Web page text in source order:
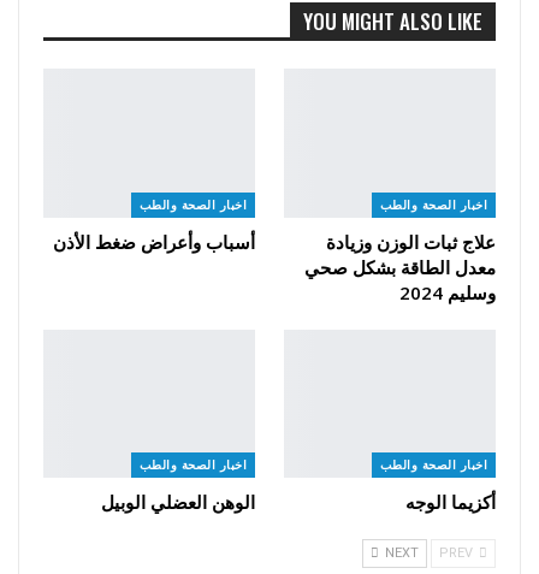
YOU MIGHT ALSO LIKE
اخبار الصحة والطب
علاج ثبات الوزن وزيادة
معدل الطاقة بشكل صحي
وسليم 2024
اخبار الصحة والطب
أسباب وأعراض ضغط الأذن
اخبار الصحة والطب
أكزيما الوجه
اخبار الصحة والطب
الوهن العضلي الوبيل
NEXT